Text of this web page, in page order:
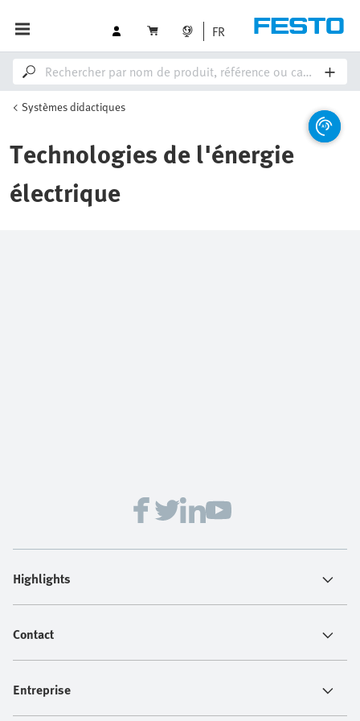
FR
Systèmes didactiques
Technologies de l'énergie
électrique
Highlights
Contact
Entreprise